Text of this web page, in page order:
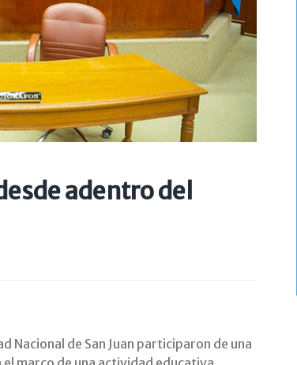
adentro del
Nacional de San Juan participaron de una